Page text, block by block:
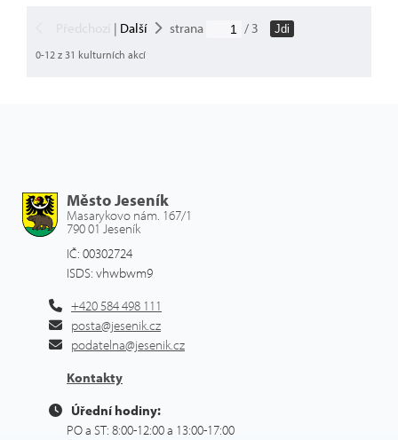
| Další strana / 3
Jdi
0-12 z 31 kulturních akcí
Město Jeseník
Masarykovo nám. 167/1
790 01 Jeseník
IČ: 00302724
ISDS: vhwbwm9
+420 584 498 111
posta@jesenik.cz
podatelna@jesenik.cz
Kontakty
Úřední hodiny:
PO a ST: 8:00-12:00 a 13:00-17:00